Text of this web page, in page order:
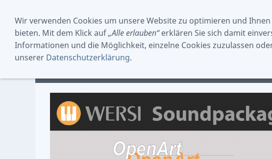
Wir verwenden Cookies um unsere Website zu optimieren und Ihnen
bieten. Mit dem Klick auf„Alle erlauben“erklären Sie sich damit
Informationen und die Möglichkeit, einzelne Cookies zuzulassen
unserer Datenschutzerklärung.